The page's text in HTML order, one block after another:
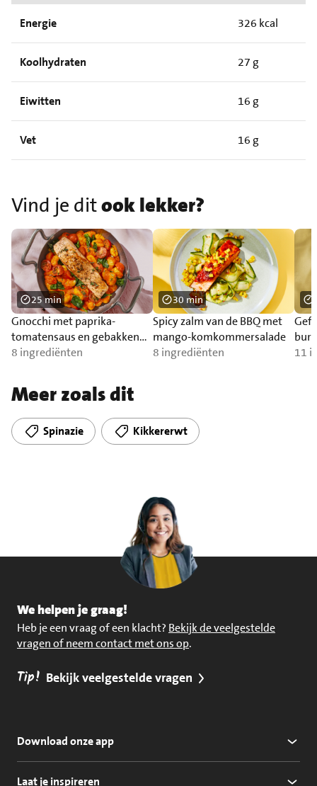
Energie 326 kcal
Koolhydraten 27 g
Eiwitten 16 g
Vet 16 g
Vind je ditook lekker?
Gnocchi met paprika-
tomatensaus en gebakken
zalm
8 ingrediënten
25 min
Spicy zalm van de BBQ met
mango-komkommersalade
8 ingrediënten
30 min
11
Meer zoals dit
Spinazie Kikkererwt
We helpen je graag!
Heb je een vraag of een klacht? Bekijk de veelgestelde
vragen of neem contact met ons op.
Tip! Bekijk veelgestelde vragen
Download onze app
Laat je inspireren